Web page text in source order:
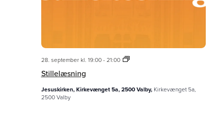
Stillelæsning
28. september kl. 19:00-21:00 Stillelæsning
Jesuskirken, Kirkevænget 5a, 2500 Valby, Kirkevænget 5a,
2500 Valby